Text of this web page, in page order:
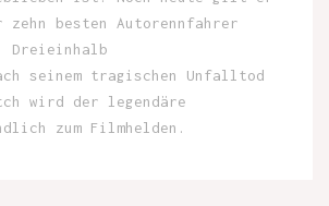
besten Autorennfahrer
seinem tragischen Unfalltod
wird der legendäre
zum Filmhelden.